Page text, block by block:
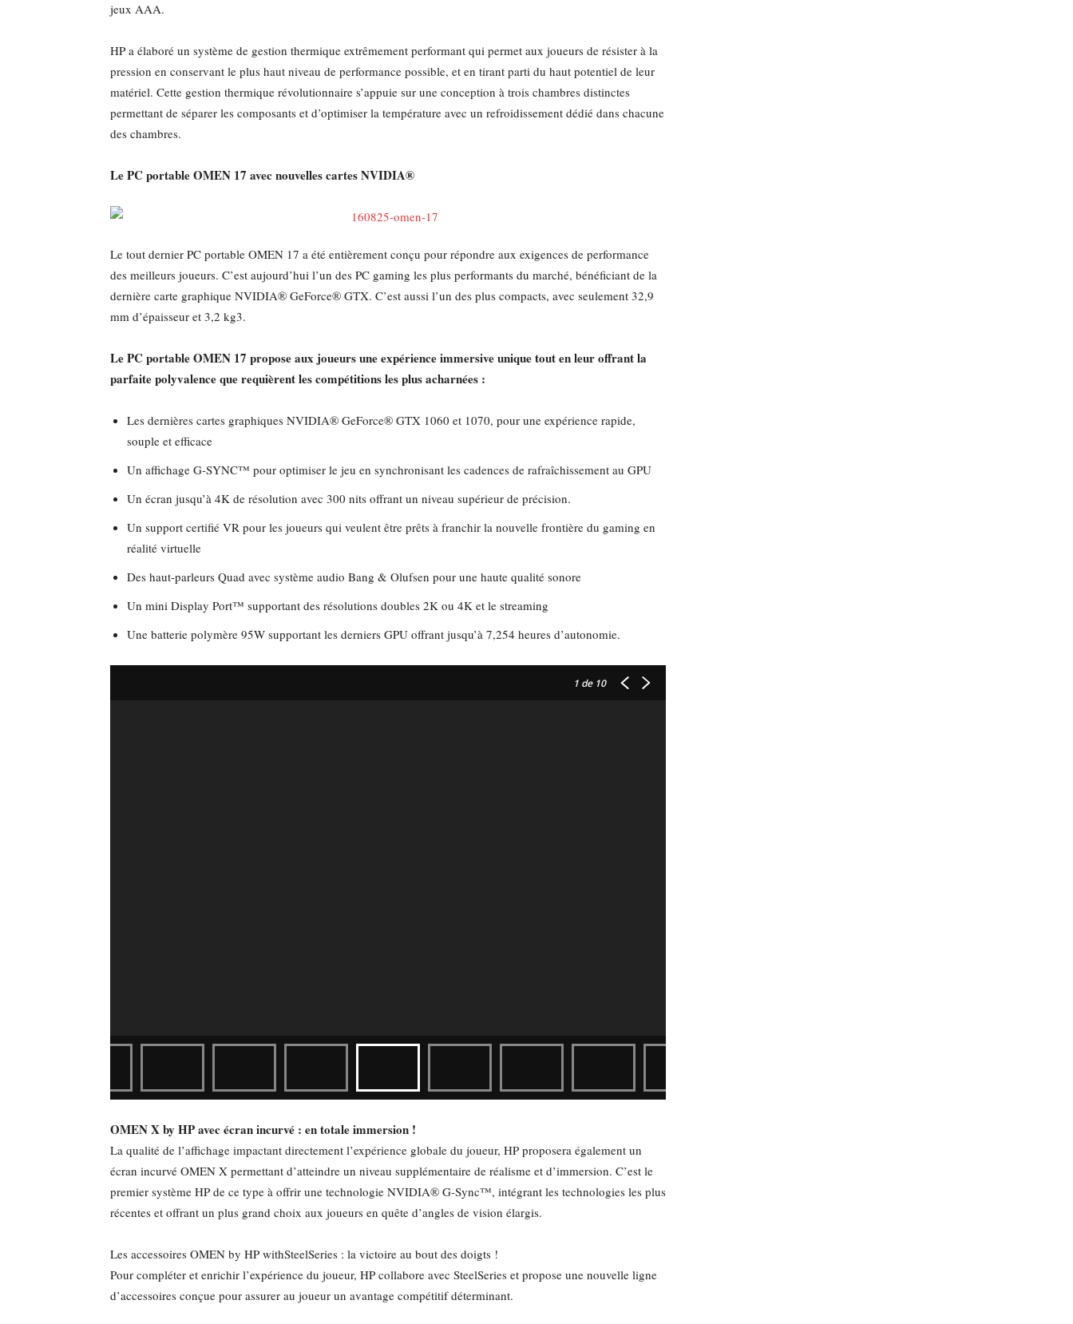
jeux AAA.
HP a élaboré un système de gestion thermique extrêmement performant qui permet aux joueurs de résister à la
pression en conservant le plus haut niveau de performance possible, et en tirant parti du haut potentiel de leur
matériel. Cette gestion thermique révolutionnaire s’appuie sur une conception à trois chambres distinctes
permettant de séparer les composants et d’optimiser la température avec un refroidissement dédié dans chacune
des chambres.
Le PC portable OMEN 17 avec nouvelles cartes NVIDIA®
Le tout dernier PC portable OMEN 17 a été entièrement conçu pour répondre aux exigences de performance
des meilleurs joueurs. C’est aujourd’hui l’un des PC gaming les plus performants du marché, bénéficiant de la
dernière carte graphique NVIDIA® GeForce® GTX. C’est aussi l’un des plus compacts, avec seulement 32,9
mm d’épaisseur et 3,2 kg3.
Le PC portable OMEN 17 propose aux joueurs une expérience immersive unique tout en leur offrant la
parfaite polyvalence que requièrent les compétitions les plus acharnées :
Les dernières cartes graphiques NVIDIA® GeForce® GTX 1060 et 1070, pour une expérience rapide,
souple et efficace
Un affichage G-SYNC™ pour optimiser le jeu en synchronisant les cadences de rafraîchissement au GPU
Un écran jusqu’à 4K de résolution avec 300 nits offrant un niveau supérieur de précision.
Un support certifié VR pour les joueurs qui veulent être prêts à franchir la nouvelle frontière du gaming en
réalité virtuelle
Des haut-parleurs Quad avec système audio Bang & Olufsen pour une haute qualité sonore
Un mini Display Port™ supportant des résolutions doubles 2K ou 4K et le streaming
Une batterie polymère 95W supportant les derniers GPU offrant jusqu’à 7,254 heures d’autonomie.
1 de 10
OMEN X by HP avec écran incurvé : en totale immersion !
La qualité de l’affichage impactant directement l’expérience globale du joueur, HP proposera également un
écran incurvé OMEN X permettant d’atteindre un niveau supplémentaire de réalisme et d’immersion. C’est le
premier système HP de ce type à offrir une technologie NVIDIA® G-Sync™, intégrant les technologies les plus
récentes et offrant un plus grand choix aux joueurs en quête d’angles de vision élargis.
Les accessoires OMEN by HP withSteelSeries : la victoire au bout des doigts !
Pour compléter et enrichir l’expérience du joueur, HP collabore avec SteelSeries et propose une nouvelle ligne
d’accessoires conçue pour assurer au joueur un avantage compétitif déterminant.